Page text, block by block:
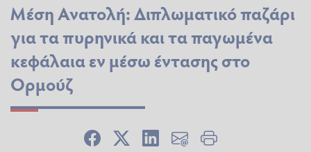
Μέση Ανατολή: Διπλωματικό παζάρι
για τα πυρηνικά και τα παγωμένα
κεφάλαια εν μέσω έντασης στο
Ορμούζ